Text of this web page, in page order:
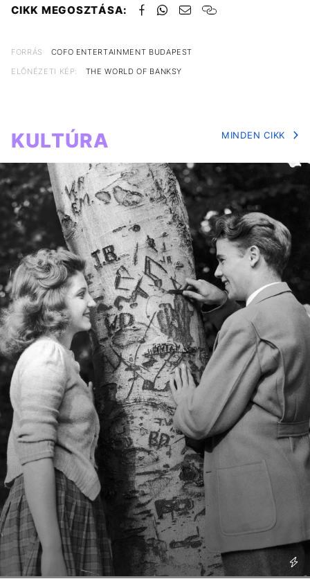
CIKK MEGOSZTÁSA:
FORRÁS
COFO ENTERTAINMENT BUDAPEST
ELŐNÉZETI KÉP:
THE WORLD OF BANKSY
KULTÚRA MINDEN CIKK